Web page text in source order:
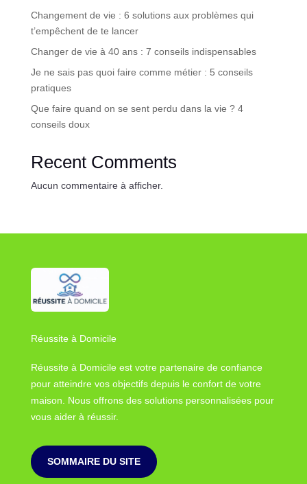
Changement de vie : 6 solutions aux problèmes qui
t’empêchent de te lancer
Changer de vie à 40 ans : 7 conseils indispensables
Je ne sais pas quoi faire comme métier : 5 conseils
pratiques
Que faire quand on se sent perdu dans la vie ? 4
conseils doux
Recent Comments
Aucun commentaire à afficher.
Réussite à Domicile
Réussite à Domicile est votre partenaire de confiance
pour atteindre vos objectifs depuis le confort de votre
maison. Nous offrons des solutions personnalisées pour
vous aider à réussir.
SOMMAIRE DU SITE